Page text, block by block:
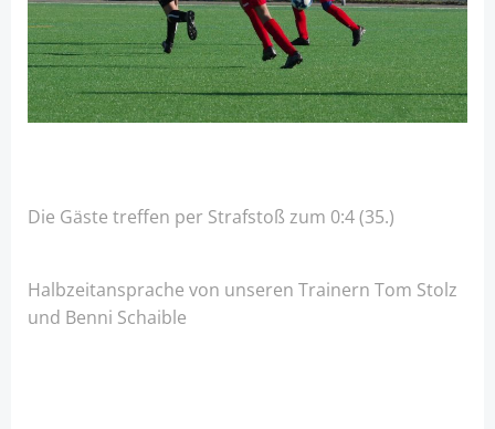
Die Gäste treffen per Strafstoß zum 0:4 (35.)
Halbzeitansprache von unseren Trainern Tom Stolz
und Benni Schaible